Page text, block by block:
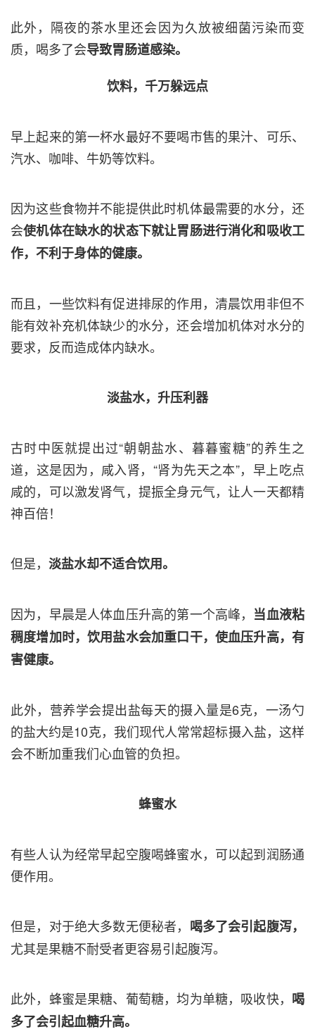
此外，隔夜的茶水里还会因为久放被细菌污染而变
质，喝多了会导致胃肠道感染。
饮料，千万躲远点
早上起来的第一杯水最好不要喝市售的果汁、可乐、
汽水、咖啡、牛奶等饮料。
因为这些食物并不能提供此时机体最需要的水分，还
会使机体在缺水的状态下就让胃肠进行消化和吸收工
作，不利于身体的健康。
而且，一些饮料有促进排尿的作用，清晨饮用非但不
能有效补充机体缺少的水分，还会增加机体对水分的
要求，反而造成体内缺水。
淡盐水，升压利器
古时中医就提出过“朝朝盐水、暮暮蜜糖”的养生之
道，这是因为，咸入肾，“肾为先天之本”，早上吃点
咸的，可以激发肾气，提振全身元气，让人一天都精
神百倍！
但是， 淡盐水却不适合饮用。
因为，早晨是人体血压升高的第一个高峰， 当血液粘
稠度增加时，饮用盐水会加重口干，使血压升高，有
害健康。
此外，营养学会提出盐每天的摄入量是6克，一汤勺
的盐大约是10克，我们现代人常常超标摄入盐，这样
会不断加重我们心血管的负担。
蜂蜜水
有些人认为经常早起空腹喝蜂蜜水，可以起到润肠通
便作用。
但是，对于绝大多数无便秘者， 喝多了会引起腹泻，
尤其是果糖不耐受者更容易引起腹泻。
此外，蜂蜜是果糖、葡萄糖，均为单糖，吸收快， 喝
多了会引起血糖升高。